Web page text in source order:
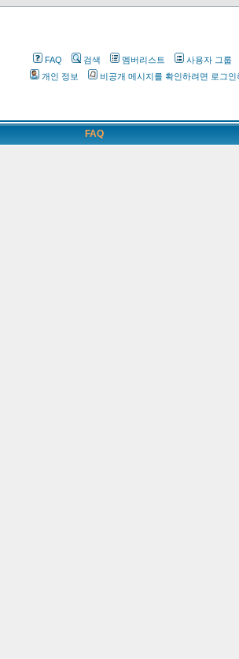
FAQ 검색 멤버리스트 사용자 그룹
개인 정보
비공개 메시지를 확인하려면 로그인
FAQ